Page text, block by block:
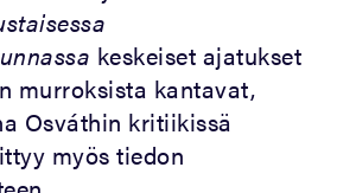
keskeiset ajatukset
murroksista kantavat,
Osváthin kritiikissä
myös tiedon